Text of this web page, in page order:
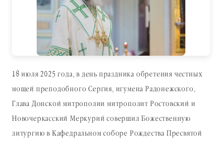
18 июля 2025 года, в день праздника обретения честных
мощей преподобного Сергия, игумена Радонежского,
Глава Донской митрополии митрополит Ростовский и
Новочеркасский Меркурий совершил Божественную
литургию в Кафедральном соборе Рождества Пресвятой